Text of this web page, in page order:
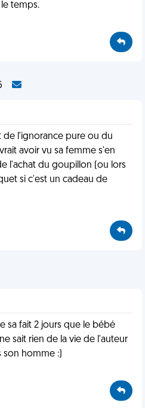
temps.
de l'ignorance pure ou du
avoir vu sa femme s'en
l'achat du goupillon (ou lors
si c'est un cadeau de
sa fait 2 jours que le bébé
sait rien de la vie de l'auteur
homme :)